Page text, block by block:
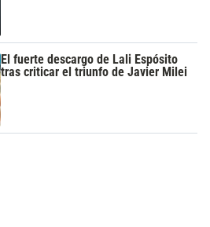
El fuerte descargo de Lali Espósito
tras criticar el triunfo de Javier Milei